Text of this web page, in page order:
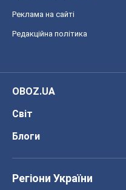
Реклама на сайті
Редакційна політика
OBOZ.UA
Світ
Блоги
Регіони України